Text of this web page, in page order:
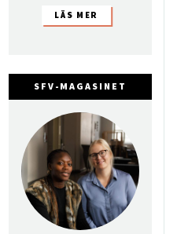
SFV-MAGASINET